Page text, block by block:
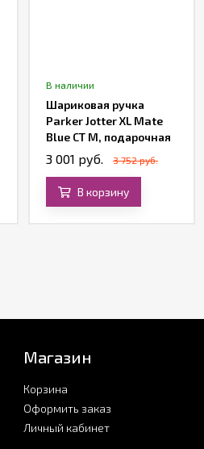
В наличии
Шариковая ручка
Parker Jotter XL Mate
Blue CT M, подарочная
коробка
3 001 руб. 3 752 руб.
В корзину
Магазин
Корзина
Оформить заказ
Личный кабинет